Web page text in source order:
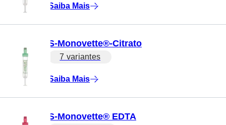
Saiba Mais
S-Monovette®-Citrato
7 variantes
Saiba Mais
S-Monovette® EDTA